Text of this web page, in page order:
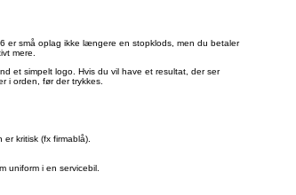
er små oplag ikke længere en stopklods, men du betaler
mere.
et simpelt logo. Hvis du vil have et resultat, der ser
i orden, før der trykkes.
kritisk (fx firmablå).
uniform i en servicebil.